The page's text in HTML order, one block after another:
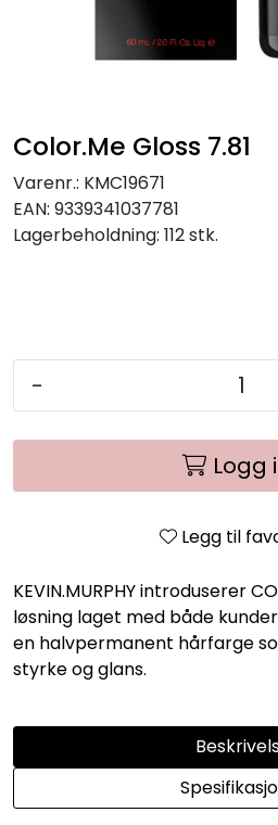
Color.Me Gloss 7.81
Varenr.: KMC19671
EAN: 9339341037781
Lagerbeholdning: 112 stk.
-
Logg
Legg til
KEVIN.MURPHY introduserer
løsning laget med både
en halvpermanent hårfarge
styrke og glans.